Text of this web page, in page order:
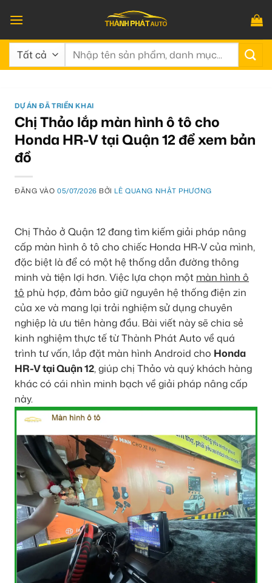
qua
nội
dung
Tìm
DỰ ÁN ĐÃ TRIỂN KHAI
Chị Thảo lắp màn hình ô tô cho
Honda HR-V tại Quận 12 để xem bản
đồ
ĐĂNG VÀO05/07/2026 BỞI LÊ QUANG NHẬT PHƯƠNG
Chị Thảo ở Quận 12 đang tìm kiếm giải pháp nâng
cấp màn hình ô tô cho chiếc Honda HR-V của mình,
đặc biệt là để có một hệ thống dẫn đường thông
minh và tiện lợi hơn. Việc lựa chọn một màn hình ô
tô phù hợp, đảm bảo giữ nguyên hệ thống điện zin
của xe và mang lại trải nghiệm sử dụng chuyên
nghiệp là ưu tiên hàng đầu. Bài viết này sẽ chia sẻ
kinh nghiệm thực tế từ Thành Phát Auto về quá
trình tư vấn, lắp đặt màn hình Android cho Honda
HR-V tại Quận 12, giúp chị Thảo và quý khách hàng
khác có cái nhìn minh bạch về giải pháp nâng cấp
này.